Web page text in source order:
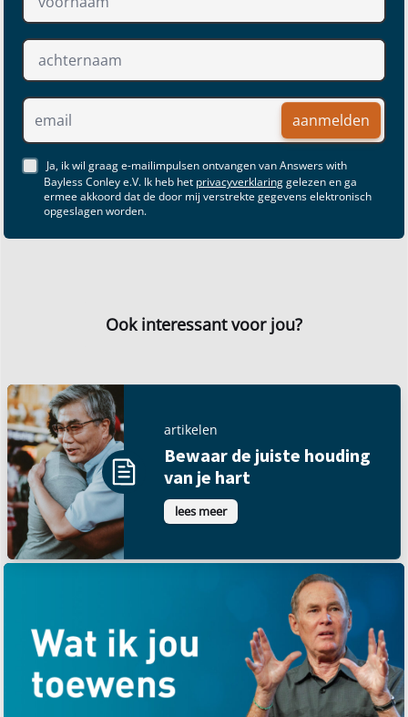
aanmelden
Ja, ik wil graag e-mailimpulsen ontvangen van Answers with
Bayless Conley e.V. Ik heb het privacyverklaringgelezen en ga
ermee akkoord dat de door mij verstrekte gegevens elektronisch
opgeslagen worden.
Ook interessant voor jou?
artikelen
Bewaar de juiste houding
van je hart
lees meer